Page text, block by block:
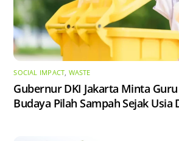
SOCIAL IMPACT, WASTE
Gubernur DKI Jakarta Minta
Budaya Pilah Sampah Sejak Usia